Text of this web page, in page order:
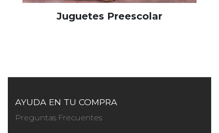
Juguetes Preescolar
AYUDA EN TU COMPRA
Preguntas Frecuentes